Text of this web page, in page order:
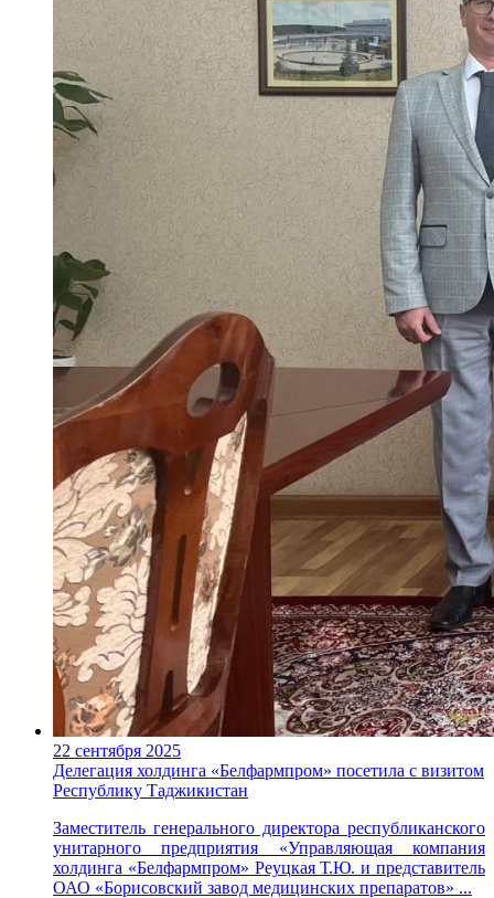
22 сентября 2025
Делегация холдинга «Белфармпром» посетила с визитом
Республику Таджикистан
Заместитель генерального директора республиканского
унитарного предприятия «Управляющая компания
холдинга «Белфармпром» Реуцкая Т.Ю. и представитель
ОАО «Борисовский завод медицинских препаратов» ...